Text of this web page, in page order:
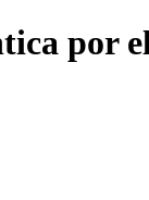
por